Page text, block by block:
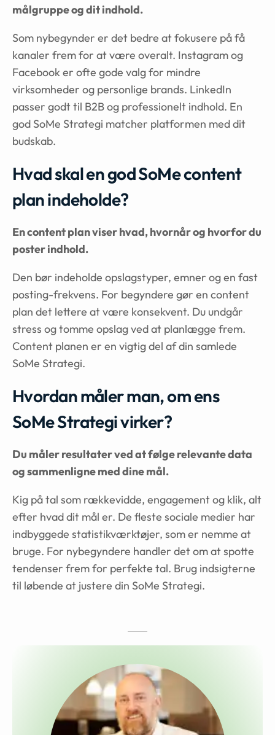
målgruppe og dit indhold.
Som nybegynder er det bedre at fokusere på få
kanaler frem for at være overalt. Instagram og
Facebook er ofte gode valg for mindre
virksomheder og personlige brands. LinkedIn
passer godt til B2B og professionelt indhold. En
god SoMe Strategi matcher platformen med dit
budskab.
Hvad skal en god SoMe content
plan indeholde?
En content plan viser hvad, hvornår og hvorfor du
poster indhold.
Den bør indeholde opslagstyper, emner og en fast
posting-frekvens. For begyndere gør en content
plan det lettere at være konsekvent. Du undgår
stress og tomme opslag ved at planlægge frem.
Content planen er en vigtig del af din samlede
SoMe Strategi.
Hvordan måler man, om ens
SoMe Strategi virker?
Du måler resultater ved at følge relevante data
og sammenligne med dine mål.
Kig på tal som rækkevidde, engagement og klik, alt
efter hvad dit mål er. De fleste sociale medier har
indbyggede statistikværktøjer, som er nemme at
bruge. For nybegyndere handler det om at spotte
tendenser frem for perfekte tal. Brug indsigterne
til løbende at justere din SoMe Strategi.